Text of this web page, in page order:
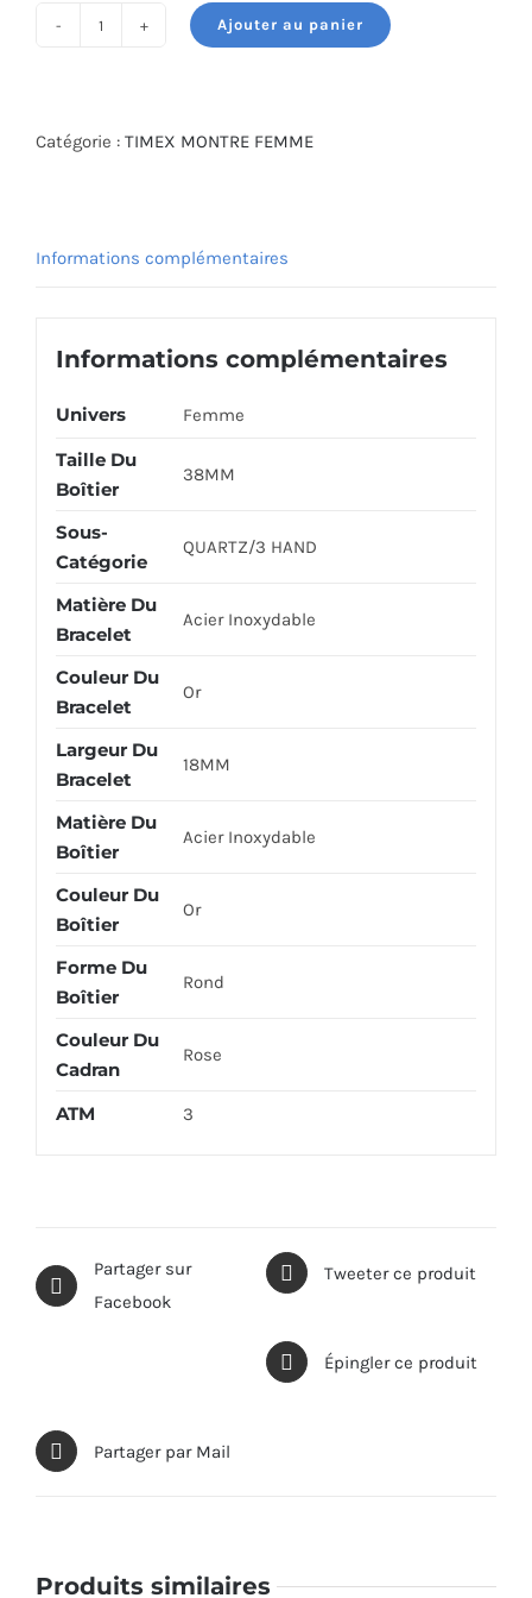
375.000 DT.
est :
265.000 DT.
WATCH
Ajouter au panier
Catégorie : TIMEX MONTRE FEMME
Informations complémentaires
Informations complémentaires
Univers Femme
Taille Du
Boîtier
38MM
Sous-
Catégorie
QUARTZ/3 HAND
Matière Du
Bracelet
Acier Inoxydable
Couleur Du
Bracelet
Or
Largeur Du
Bracelet
18MM
Matière Du
Boîtier
Acier Inoxydable
Couleur Du
Boîtier
Or
Forme Du
Boîtier
Rond
Couleur Du
Cadran
Rose
ATM 3
Partager sur
Facebook
Tweeter ce produit
Épingler ce produit
Partager par Mail
Produits similaires